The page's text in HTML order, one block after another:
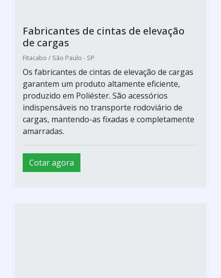
Fabricantes de cintas de elevação
de cargas
Fitacabo / São Paulo - SP
Os fabricantes de cintas de elevação de cargas
garantem um produto altamente eficiente,
produzido em Poliéster. São acessórios
indispensáveis no transporte rodoviário de
cargas, mantendo-as fixadas e completamente
amarradas.
Cotar agora